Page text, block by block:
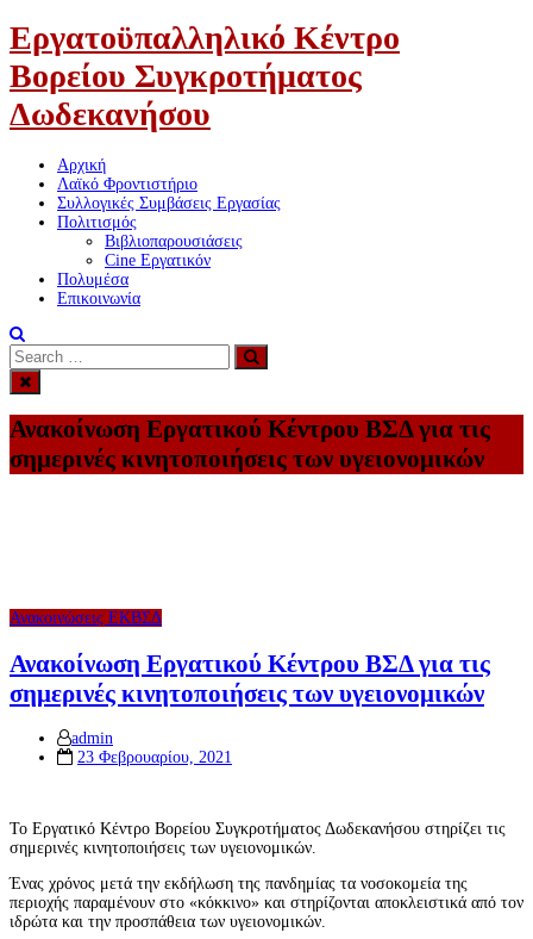
Εργατοϋπαλληλικό Κέντρο
Βορείου Συγκροτήματος
Δωδεκανήσου
Αρχική
Λαϊκό Φροντιστήριο
Συλλογικές Συμβάσεις Εργασίας
Πολιτισμός
Βιβλιοπαρουσιάσεις
Cine Εργατικόν
Πολυμέσα
Επικοινωνία
Search
for:
Search
Ανακοίνωση Εργατικού Κέντρου ΒΣΔ για τις
σημερινές κινητοποιήσεις των υγειονομικών
Ανακοινώσεις ΕΚΒΣΔ
Ανακοίνωση Εργατικού Κέντρου ΒΣΔ για τις
σημερινές κινητοποιήσεις των υγειονομικών
admin
Posted
23 Φεβρουαρίου, 2021
Το Εργατικό Κέντρο Βορείου Συγκροτήματος Δωδεκανήσου στηρίζει τις
σημερινές κινητοποιήσεις των υγειονομικών.
Ένας χρόνος μετά την εκδήλωση της πανδημίας τα νοσοκομεία της
περιοχής παραμένουν στο «κόκκινο» και στηρίζονται αποκλειστικά από τον
ιδρώτα και την προσπάθεια των υγειονομικών.